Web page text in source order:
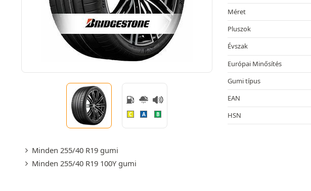
C A B
Minden 255/40 R19 gumi
Minden 255/40 R19 100Y gumi
Méret
Pluszok
Évszak
Európai Minősítés
Gumi típus
EAN
HSN